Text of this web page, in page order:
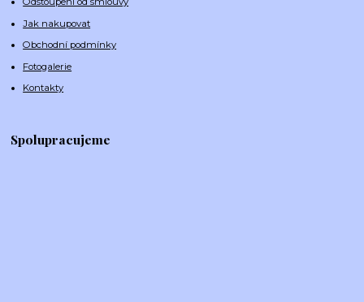
Jak nakupovat
Obchodní podmínky
Fotogalerie
Kontakty
Spolupracujeme